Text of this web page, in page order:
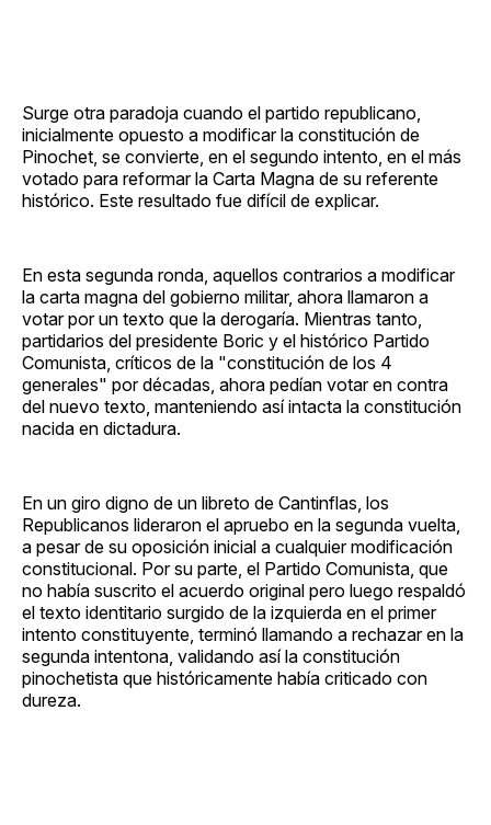
Surge otra paradoja cuando el partido republicano,
inicialmente opuesto a modificar la constitución de
Pinochet, se convierte, en el segundo intento, en el más
votado para reformar la Carta Magna de su referente
histórico. Este resultado fue difícil de explicar.
En esta segunda ronda, aquellos contrarios a modificar
la carta magna del gobierno militar, ahora llamaron a
votar por un texto que la derogaría. Mientras tanto,
partidarios del presidente Boric y el histórico Partido
Comunista, críticos de la "constitución de los 4
generales" por décadas, ahora pedían votar en contra
del nuevo texto, manteniendo así intacta la constitución
nacida en dictadura.
En un giro digno de un libreto de Cantinflas, los
Republicanos lideraron el apruebo en la segunda vuelta,
a pesar de su oposición inicial a cualquier modificación
constitucional. Por su parte, el Partido Comunista, que
no había suscrito el acuerdo original pero luego respaldó
el texto identitario surgido de la izquierda en el primer
intento constituyente, terminó llamando a rechazar en la
segunda intentona, validando así la constitución
pinochetista que históricamente había criticado con
dureza.